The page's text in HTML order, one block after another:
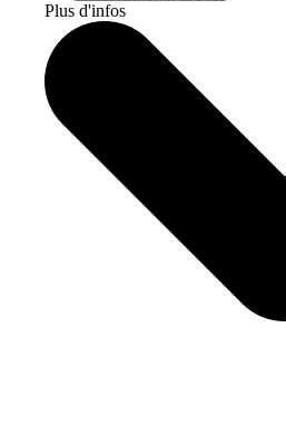
Plus d'infos